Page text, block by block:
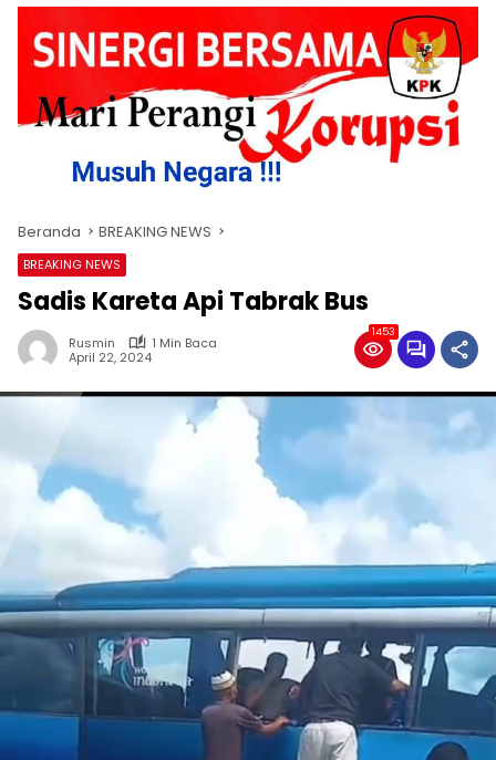
Beranda BREAKING NEWS
BREAKING NEWS
Sadis Kareta Api Tabrak Bus
Rusmin
1 Min Baca
April 22, 2024
1453